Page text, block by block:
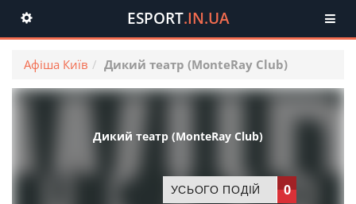
Toggle
navigation
ESPORT.IN.UA
Афіша Київ Дикий театр (MonteRay Club)
Дикий театр (MonteRay Club)
УСЬОГО ПОДІЙ 0